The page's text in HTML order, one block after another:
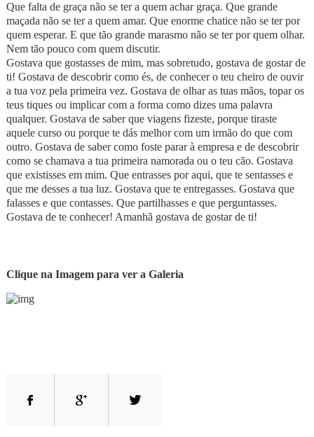
Que falta de graça não se ter a quem achar graça. Que grande
maçada não se ter a quem amar. Que enorme chatice não se ter por
quem esperar. E que tão grande marasmo não se ter por quem olhar.
Nem tão pouco com quem discutir.
Gostava que gostasses de mim, mas sobretudo, gostava de gostar de
ti! Gostava de descobrir como és, de conhecer o teu cheiro de ouvir
a tua voz pela primeira vez. Gostava de olhar as tuas mãos, topar os
teus tiques ou implicar com a forma como dizes uma palavra
qualquer. Gostava de saber que viagens fizeste, porque tiraste
aquele curso ou porque te dás melhor com um irmão do que com
outro. Gostava de saber como foste parar à empresa e de descobrir
como se chamava a tua primeira namorada ou o teu cão. Gostava
que existisses em mim. Que entrasses por aqui, que te sentasses e
que me desses a tua luz. Gostava que te entregasses. Gostava que
falasses e que contasses. Que partilhasses e que perguntasses.
Gostava de te conhecer! Amanhã gostava de gostar de ti!
Clique na Imagem para ver a Galeria